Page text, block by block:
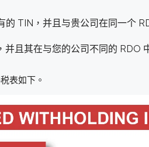
的 TIN，并且与贵公司在同一个
且其在与您的公司不同的 RDO
表如下。